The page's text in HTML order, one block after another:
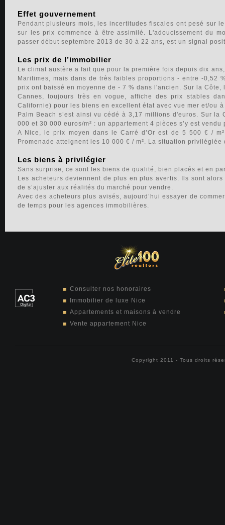
Effet gouvernement
Pendant plusieurs mois, les incertitudes fiscales ont pesé sur
sur les prix commence à être assimilé. L'adoucissement du
passer début septembre 2013 de 30 à 22 ans, est un signal
Les prix de l’immobilier
Le climat austère a fait que pour la première fois depuis dix
Maritimes, mais dans de très faibles proportions - entre -
prix ont baissé en moyenne de - 7 % dans l'ancien. Sur la
Cannes, toujours très en vogue, affiche des prix stables
Californie) pour les biens en excellent état avec vue mer et/ou
Palm Beach s’est ainsi vu cédé à 3,17 millions d'euros. Sur
000 et 30 000 euros/m² : un appartement 4 pièces s’y est
A Nice, le prix moyen dans le Carré d’Or est de 5 500 € /
Promenade atteignent les 10 000 € / m². La situation
Les biens à privilégier
Sans surprise, ce sont les biens de qualité, bien placés et en
Les acheteurs deviennent de plus en plus avertis. Ils sont
de s’ajuster aux réalités du marché pour vendre.
Avec des acheteurs plus avisés, aujourd’hui essayer de
de temps pour les agences immobilières.
Consulter nos honoraires
Immobilier de luxe Nice
Appartements et maisons à vendre
Vente appartement Nice
Copyright 2011 - Tous droits